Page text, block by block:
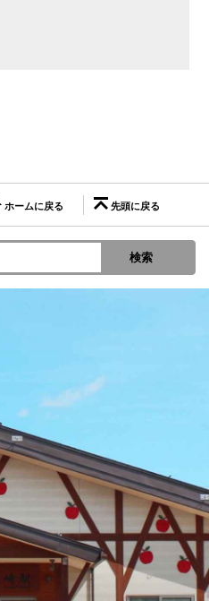
ホームに戻る 先頭に戻る